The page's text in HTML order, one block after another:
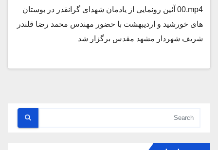
00.mp4 آئین رونمایی از یادمان شهدای گرانقدر در بوستان
های خورشید و اردیبهشت با حضور مهندس محمد رضا قلندر
شریف شهردار مشهد مقدس برگزار شد